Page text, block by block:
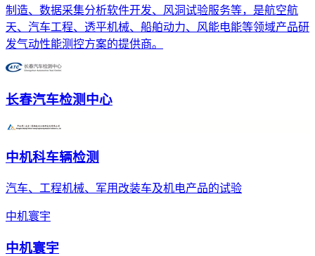
制造、数据采集分析软件开发、风洞试验服务等，是航空航
天、汽车工程、透平机械、船舶动力、风能电能等领域产品研
发气动性能测控方案的提供商。
长春汽车检测中心
中机科车辆检测
汽车、工程机械、军用改装车及机电产品的试验
中机寰宇
中机寰宇